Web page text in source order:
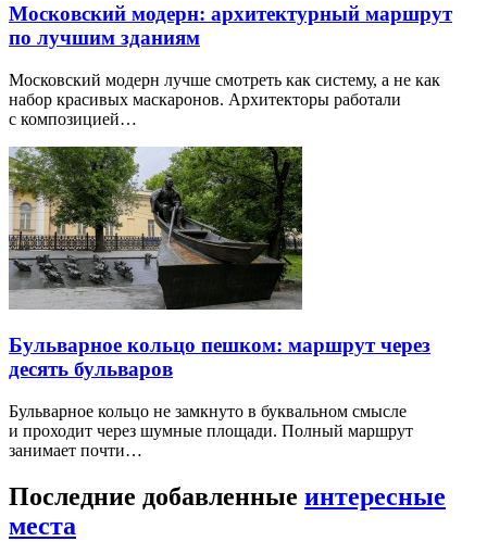
Московский модерн: архитектурный маршрут
по лучшим зданиям
Московский модерн лучше смотреть как систему, а не как
набор красивых маскаронов. Архитекторы работали
с композицией…
Бульварное кольцо пешком: маршрут через
десять бульваров
Бульварное кольцо не замкнуто в буквальном смысле
и проходит через шумные площади. Полный маршрут
занимает почти…
Последние добавленные интересные
места